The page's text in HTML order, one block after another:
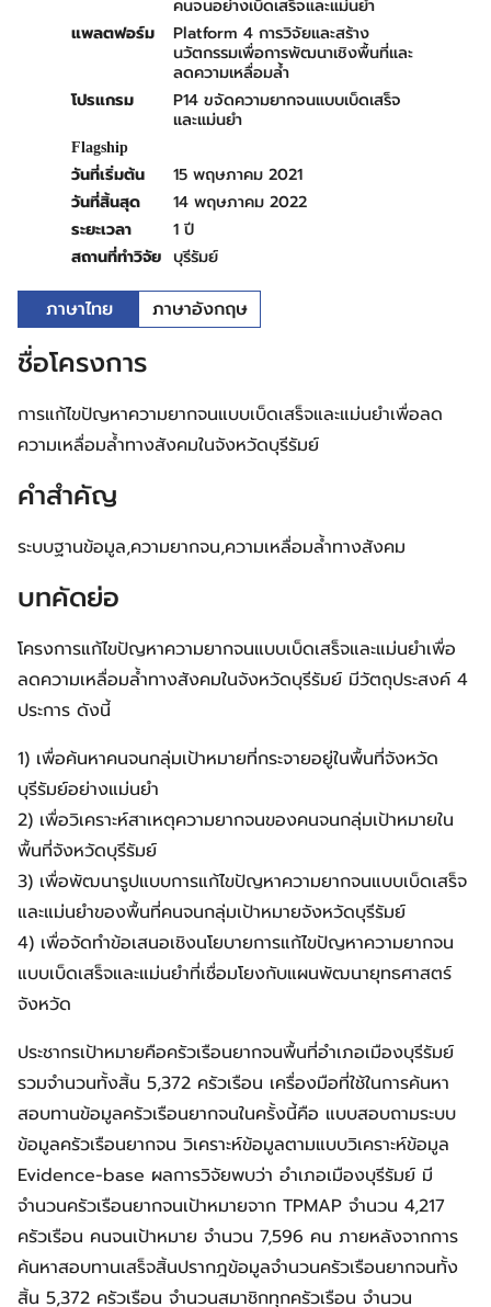
คนจนอย่างเบ็ดเสร็จและแม่นยำ
แพลตฟอร์ม
Platform 4 การวิจัยและสร้าง
นวัตกรรมเพื่อการพัฒนาเชิงพื้นที่และ
ลดความเหลื่อมล้ำ
โปรแกรม
P14 ขจัดความยากจนแบบเบ็ดเสร็จ
และแม่นยำ
Flagship
วันที่เริ่มต้น
15 พฤษภาคม 2021
วันที่สิ้นสุด 14 พฤษภาคม 2022
ระยะเวลา 1 ปี
สถานที่ทำวิจัย บุรีรัมย์
ภาษาไทย ภาษาอังกฤษ
ชื่อโครงการ
การแก้ไขปัญหาความยากจนแบบเบ็ดเสร็จและแม่นยำเพื่อลด
ความเหลื่อมล้ำทางสังคมในจังหวัดบุรีรัมย์
คำสำคัญ
ระบบฐานข้อมูล,ความยากจน,ความเหลื่อมล้ำทางสังคม
บทคัดย่อ
โครงการแก้ไขปัญหาความยากจนแบบเบ็ดเสร็จและแม่นยำเพื่อ
ลดความเหลื่อมล้ำทางสังคมในจังหวัดบุรีรัมย์ มีวัตถุประสงค์ 4
ประการ ดังนี้
1) เพื่อค้นหาคนจนกลุ่มเป้าหมายที่กระจายอยู่ในพื้นที่จังหวัด
บุรีรัมย์อย่างแม่นยำ
2) เพื่อวิเคราะห์สาเหตุความยากจนของคนจนกลุ่มเป้าหมายใน
พื้นที่จังหวัดบุรีรัมย์
3) เพื่อพัฒนารูปแบบการแก้ไขปัญหาความยากจนแบบเบ็ดเสร็จ
และแม่นยำของพื้นที่คนจนกลุ่มเป้าหมายจังหวัดบุรีรัมย์
4) เพื่อจัดทำข้อเสนอเชิงนโยบายการแก้ไขปัญหาความยากจน
แบบเบ็ดเสร็จและแม่นยำที่เชื่อมโยงกับแผนพัฒนายุทธศาสตร์
จังหวัด
ประชากรเป้าหมายคือครัวเรือนยากจนพื้นที่อำเภอเมืองบุรีรัมย์
รวมจำนวนทั้งสิ้น 5,372 ครัวเรือน เครื่องมือที่ใช้ในการค้นหา
สอบทานข้อมูลครัวเรือนยากจนในครั้งนี้คือ แบบสอบถามระบบ
ข้อมูลครัวเรือนยากจน วิเคราะห์ข้อมูลตามแบบวิเคราะห์ข้อมูล
Evidence-base ผลการวิจัยพบว่า อำเภอเมืองบุรีรัมย์ มี
จำนวนครัวเรือนยากจนเป้าหมายจาก TPMAP จำนวน 4,217
ครัวเรือน คนจนเป้าหมาย จำนวน 7,596 คน ภายหลังจากการ
ค้นหาสอบทานเสร็จสิ้นปรากฎข้อมูลจำนวนครัวเรือนยากจนทั้ง
สิ้น 5,372 ครัวเรือน จำนวนสมาชิกทุกครัวเรือน จำนวน